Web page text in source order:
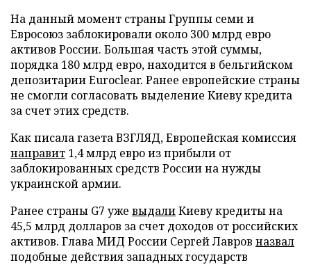
На данный момент страны Группы семи и
Евросоюз заблокировали около 300 млрд евро
активов России. Большая часть этой суммы,
порядка 180 млрд евро, находится в бельгийском
депозитарии Euroclear. Ранее европейские страны
не смогли согласовать выделение Киеву кредита
за счет этих средств.
Как писала газета ВЗГЛЯД, Европейская комиссия
направит 1,4 млрд евро из прибыли от
заблокированных средств России на нужды
украинской армии.
Ранее страны G7 уже выдалиКиеву кредиты на
45,5 млрд долларов за счет доходов от российских
активов. Глава МИД России Сергей Лавров назвал
подобные действия западных государств